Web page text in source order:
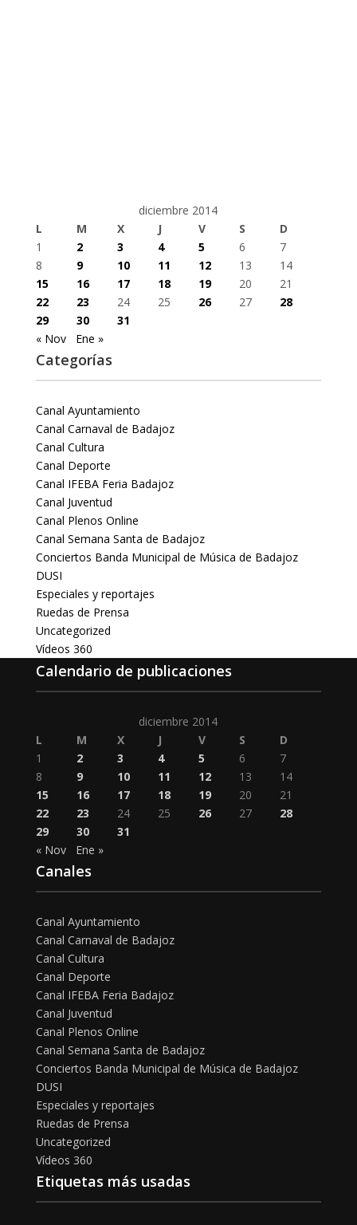
diciembre 2014
L
M X J V S
D
1
2 3 4 5 6
7
8
9 10 11 12 13
14
15
16 17 18 19 20
21
22
23 24 25 26 27
28
29
30
31
« Nov
Ene »
Categorías
Canal Ayuntamiento
Canal Carnaval de Badajoz
Canal Cultura
Canal Deporte
Canal IFEBA Feria Badajoz
Canal Juventud
Canal Plenos Online
Canal Semana Santa de Badajoz
Conciertos Banda Municipal de Música de Badajoz
DUSI
Especiales y reportajes
Ruedas de Prensa
Uncategorized
Vídeos 360
Calendario de publicaciones
diciembre 2014
L
M X J V S
D
1
2 3 4 5 6
7
8
9 10 11 12 13
14
15
16 17 18 19 20
21
22
23 24 25 26 27
28
29
30
31
« Nov
Ene »
Canales
Canal Ayuntamiento
Canal Carnaval de Badajoz
Canal Cultura
Canal Deporte
Canal IFEBA Feria Badajoz
Canal Juventud
Canal Plenos Online
Canal Semana Santa de Badajoz
Conciertos Banda Municipal de Música de Badajoz
DUSI
Especiales y reportajes
Ruedas de Prensa
Uncategorized
Vídeos 360
Etiquetas más usadas